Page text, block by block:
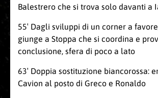
Balestrero che si trova solo davanti a
55′ Dagli sviluppi di un corner a
giunge a Stoppa che si coordina e
conclusione, sfera di poco a lato
63′ Doppia sostituzione biancorossa:
Cavion al posto di Greco e Ronaldo